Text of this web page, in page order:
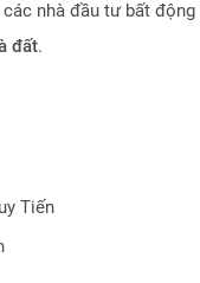
nhà đầu tư bất động
đất.
Tiến